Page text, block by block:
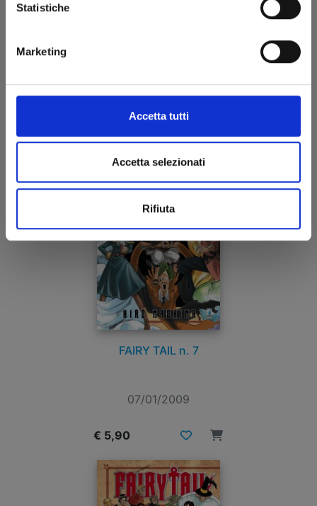
Statistiche
Marketing
Accetta tutti
Accetta selezionati
Rifiuta
09/03/2009
€ 5,90
FAIRY TAIL n. 7
07/01/2009
€ 5,90